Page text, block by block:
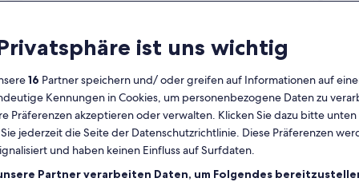
Derzeit
die
Monate
August
2026
und
September
MoMontag
DiDienstag
MiMittwoch
DoDonnerstag
Fr Freitag
SaSamstag
SoSonntag MoMontag
Di
ist uns wichtig
16 Partner speichern und/ oder greifen auf Informationen auf
Kennungen in Cookies, um personenbezogene Daten zu
Präferenzen akzeptieren oder verwalten. Klicken Sie dazu bitte
jederzeit die Seite der Datenschutzrichtlinie. Diese Präferenzen
und haben keinen Einfluss auf Surfdaten.
Partner verarbeiten Daten, um Folgendes